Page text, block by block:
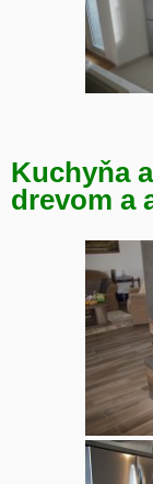
Kuchyňa
drevom a